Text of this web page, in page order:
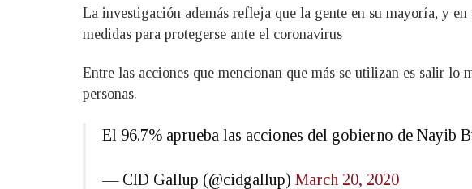
La investigación además refleja que la gente en su mayoría, y
medidas para protegerse ante el coronavirus
Entre las acciones que mencionan que más se utilizan es salir lo
personas.
El 96.7% aprueba las acciones del gobierno de Nayib
— CID Gallup (@cidgallup) March 20, 2020